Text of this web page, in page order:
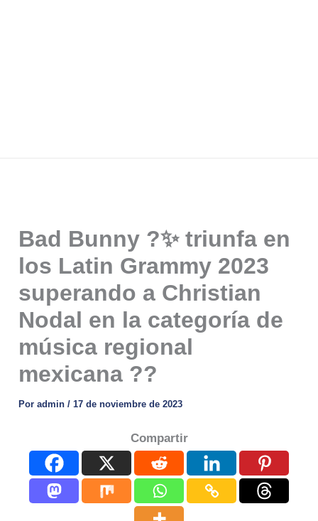
Bad Bunny ?✨ triunfa en
los Latin Grammy 2023
superando a Christian
Nodal en la categoría de
música regional
mexicana ??
Poradmin/ 17 de noviembre de 2023
Compartir